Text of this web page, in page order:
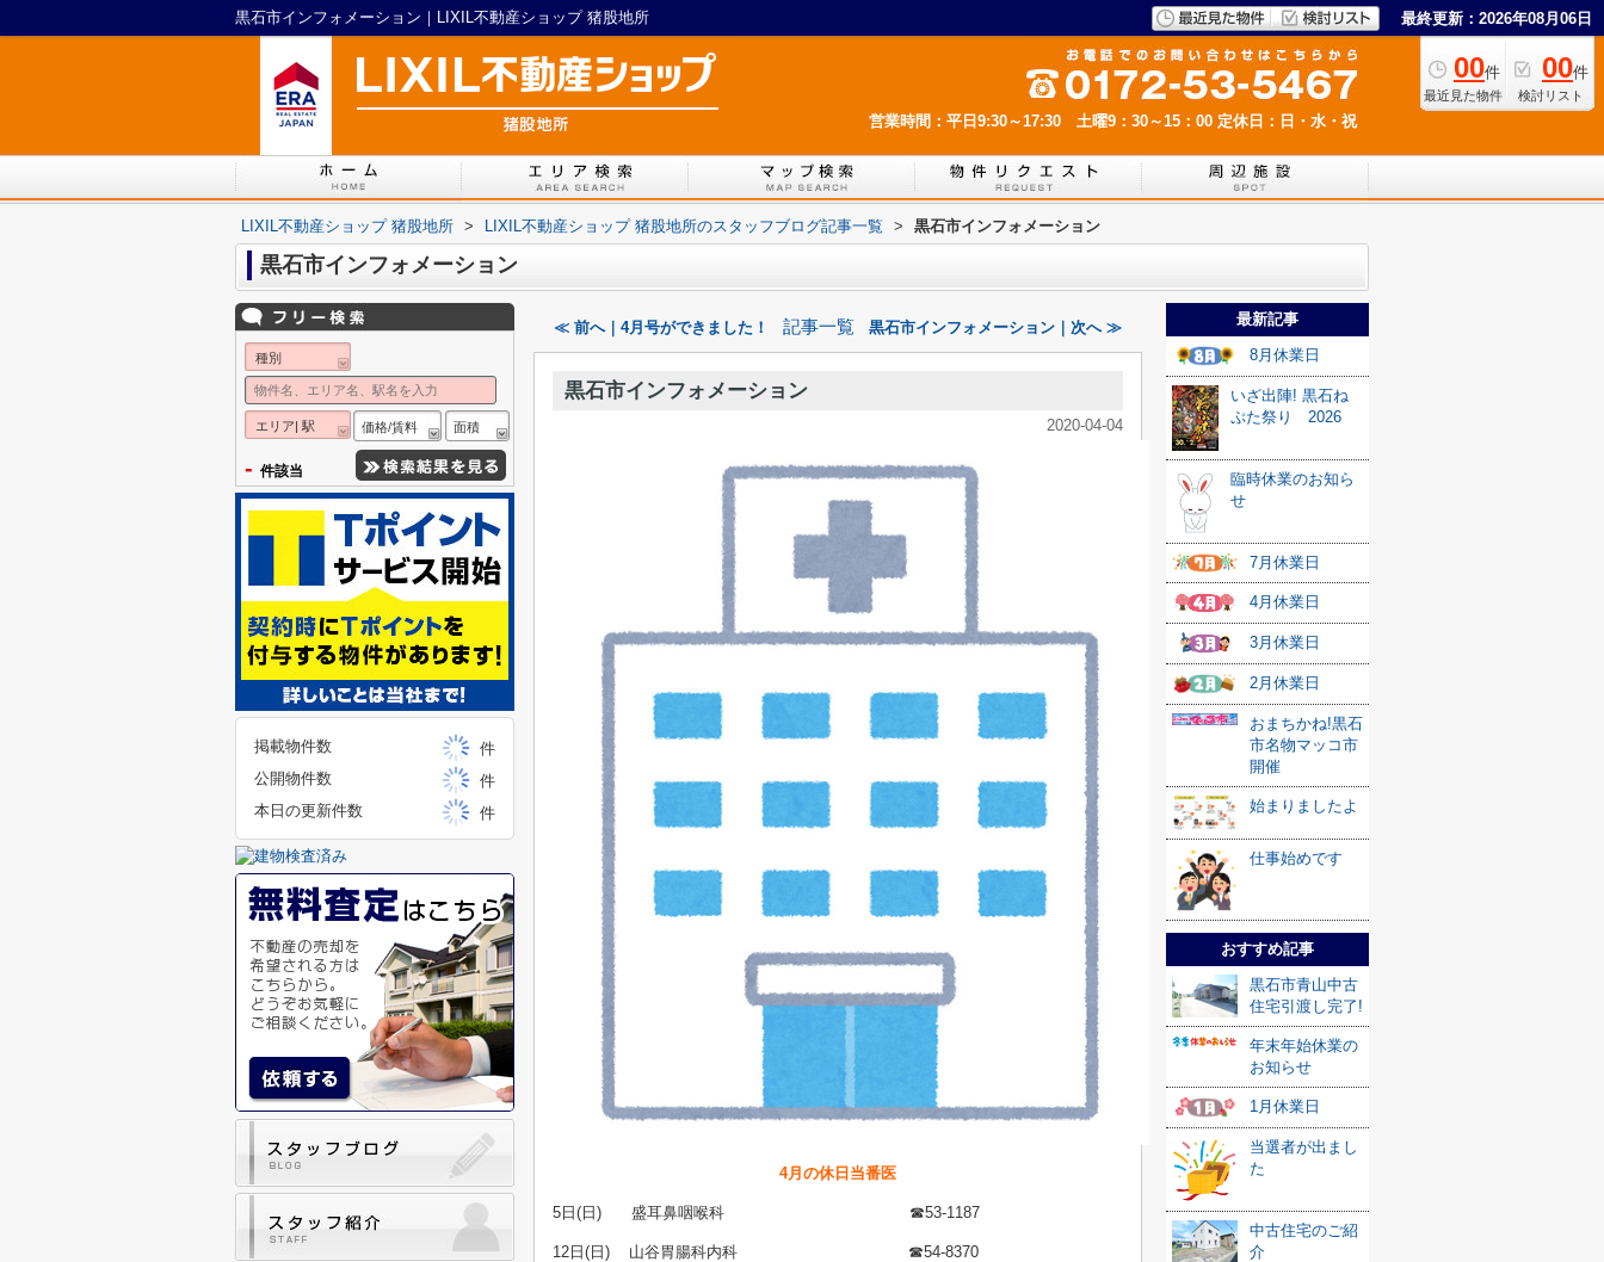
黒石市インフォメーション｜LIXIL不動産ショップ 猪股地所 最終更新：2026年08月06日
00件
最近見た物件
00件
検討リスト
営業時間：平日9:30～17:30 土曜9：30～15：00 定休日：日・水・祝
LIXIL不動産ショップ 猪股地所 > LIXIL不動産ショップ 猪股地所のスタッフブログ記事一覧 > 黒石市インフォメーション
黒石市インフォメーション
≪ 前へ｜4月号ができました！ 記事一覧 黒石市インフォメーション｜次へ ≫
黒石市インフォメーション
2020-04-04
4月の休日当番医
5日(日) 盛耳鼻咽喉科 ☎53-1187
12日(日) 山谷胃腸科内科 ☎54-8370
最新記事
8月休業日
いざ出陣! 黒石ね
ぷた祭り 2026
臨時休業のお知ら
せ
7月休業日
4月休業日
3月休業日
2月休業日
おまちかね!黒石
市名物マッコ市
開催
始まりましたよ
仕事始めです
おすすめ記事
黒石市青山中古
住宅引渡し完了!
年末年始休業の
お知らせ
1月休業日
当選者が出まし
た
中古住宅のご紹
介
種別
エリア| 駅 価格/賃料 面積
- 件該当
掲載物件数
件
公開物件数
件
本日の更新件数
件